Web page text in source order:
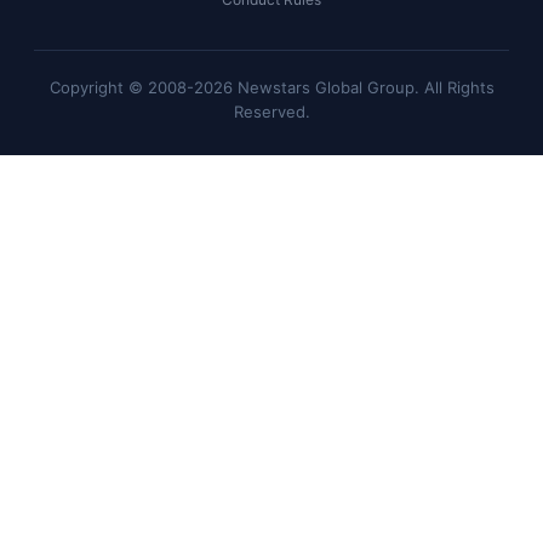
Copyright © 2008-2026 Newstars Global Group. All Rights
Reserved.